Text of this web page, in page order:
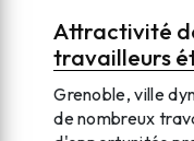
Attractivité
travailleurs
Grenoble, ville
de nombreux